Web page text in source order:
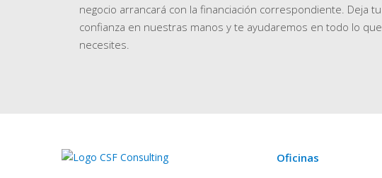
negocio arrancará con la financiación correspondiente. Deja tu
confianza en nuestras manos y te ayudaremos en todo lo que
necesites.
Oficinas